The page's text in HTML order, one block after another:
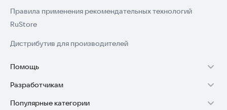
Правила применения рекомендательных технологий
RuStore
Дистрибутив для производителей
Помощь
Установка RuStore на TV
Установка RuStore на телефон
Разработчикам
Зарабатывать с RuStore
Популярные категории